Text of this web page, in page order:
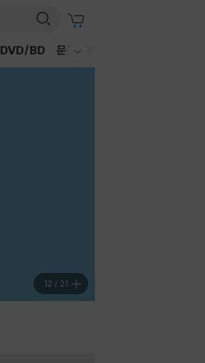
DVD/BD 문구/GIFT
12 / 21